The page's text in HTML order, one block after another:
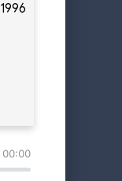
1996
00:00